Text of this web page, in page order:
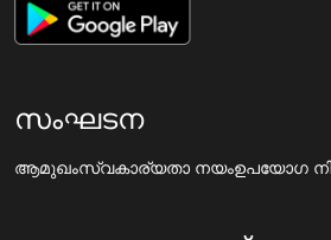
സംഘടന
ആമുഖംസ്വകാര്യതാ നയംഉപയോഗ